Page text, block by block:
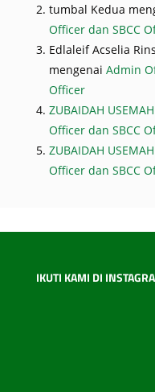
tumbal Kedua
Officer dan SBCC
Edlaleif Acselia
mengenai Admin
Officer
ZUBAIDAH
Officer dan SBCC
ZUBAIDAH
Officer dan SBCC
IKUTI KAMI DI